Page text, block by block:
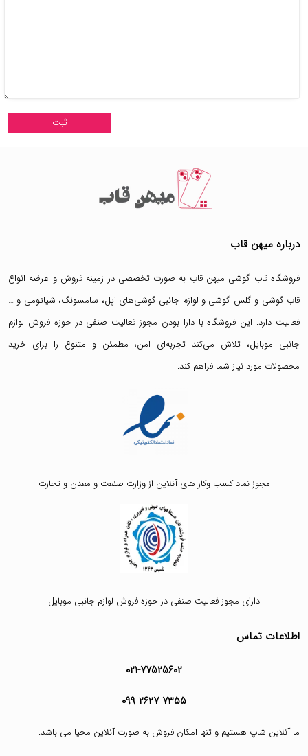
درباره میهن قاب
فروشگاه قاب گوشی میهن قاب به صورت تخصصی در زمینه فروش و عرضه انواع
قاب گوشی وگلس گوشی و لوازم جانبی گوشی‌های اپل، سامسونگ، شیائومی و …
فعالیت دارد. این فروشگاه با دارا بودن مجوز فعالیت صنفی در حوزه فروش لوازم
جانبی موبایل، تلاش می‌کند تجربه‌ای امن، مطمئن و متنوع را برای خرید
محصولات مورد نیاز شما فراهم کند.
مجوز نماد کسب وکار های آنلاین از وزارت صنعت و معدن و تجارت
دارای مجوز فعالیت صنفی در حوزه فروش لوازم جانبی موبایل
اطلاعات تماس
۰۲۱-۷۷۵۲۵۶۰۲
۰۹۹ ۲۶۲۷ ۷۳۵۵
ما آنلاین شاپ هستیم و تنها امکان فروش به صورت آنلاین محیا می باشد.